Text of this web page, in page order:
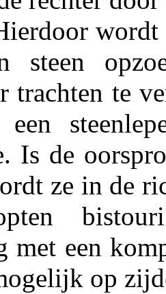
steen
trachten te
een
Is de
ze in de
met een
op